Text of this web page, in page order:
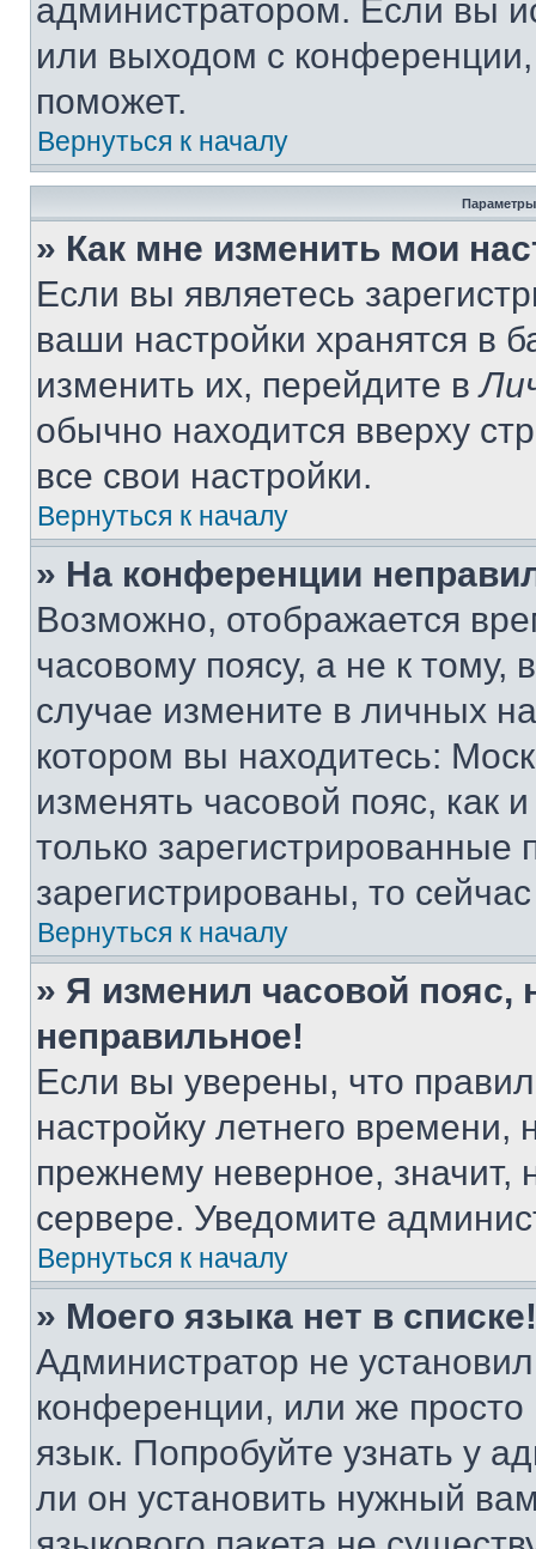
администратором. Если вы
или выходом с
поможет.
Вернуться к началу
Параметры
» Как мне изменить мои
Если вы являетесь
ваши настройки хранятся в
изменить их, перейдите в
обычно находится вверху
все свои настройки.
Вернуться к началу
» На конференции
Возможно, отображается
часовому поясу, а не к тому,
случае измените в личных
котором вы находитесь:
изменять часовой пояс, как
только
зарегистрированы, то
Вернуться к началу
» Я изменил часовой пояс,
неправильное!
Если вы уверены, что
настройку летнего
прежнему неверное, значит,
сервере. Уведомите
Вернуться к началу
» Моего языка нет в списке!
Администратор не
конференции, или же
язык. Попробуйте узнать у
ли он установить нужный